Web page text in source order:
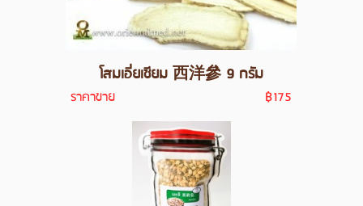
โสมเอี่ยเซียม 西洋參 9 กรัม
ราคาขาย ฿175